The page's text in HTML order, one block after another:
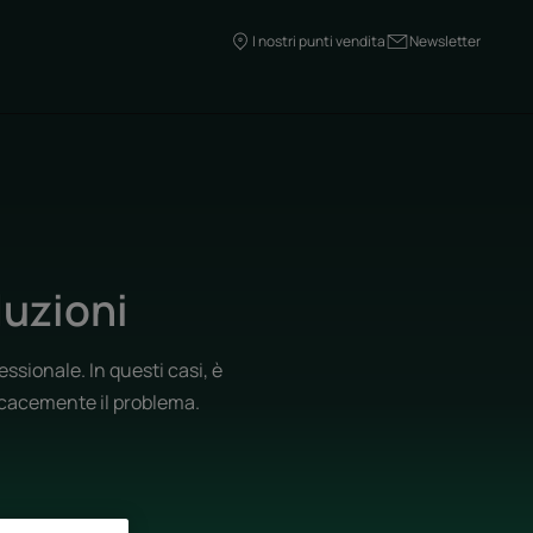
I nostri punti vendita Newsletter
In questi casi, è
il problema.